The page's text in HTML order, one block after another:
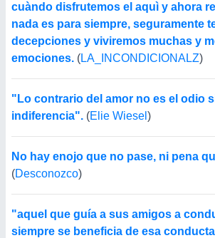
cuàndo disfrutemos el aquì y ahora
nada es para siempre, seguramente
decepciones y viviremos muchas y
emociones. (LA_INCONDICIONALZ)
"Lo contrario del amor no es el odio
indiferencia". (Elie Wiesel )
No hay enojo que no pase, ni pena
(Desconozco)
"aquel que guía a sus amigos a
siempre se beneficia de esa